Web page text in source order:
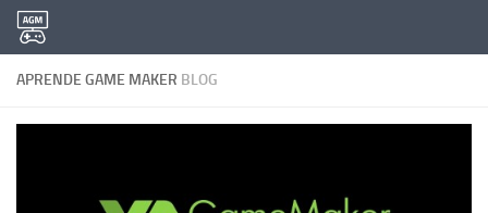
Saltar al contenido
APRENDE GAME MAKER BLOG